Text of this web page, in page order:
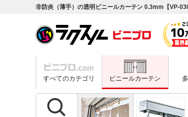
非防炎（薄手）の透明ビニールカーテン 0.3mm【VP-
すべてのカテゴリ ビニールカーテン